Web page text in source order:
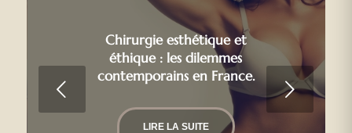
Chirurgie esthétique et
éthique : les dilemmes
contemporains en France.
LIRE LA SUITE
Suivant